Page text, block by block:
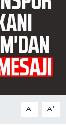
A- A+